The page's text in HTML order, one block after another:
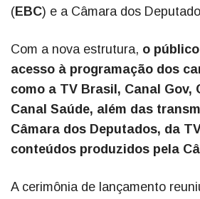
(EBC) e a Câmara dos
Com a nova estrutura, o
acesso à programação dos
como a TV Brasil, Canal Gov,
Canal Saúde, além das
Câmara dos Deputados, da
conteúdos produzidos pela
A cerimônia de lançamento